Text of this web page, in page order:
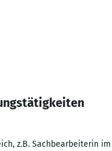
z.B. Sachbearbeiterin